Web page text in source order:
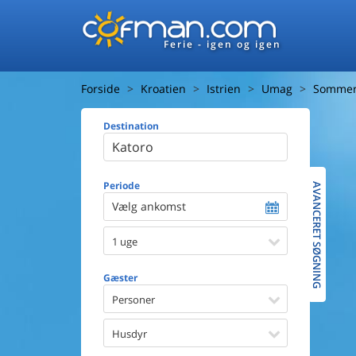
Ferie - igen og igen
Forside Kroatien Istrien Umag
Destination
Periode
Vælg ankomst
1 uge
Gæster
Personer
Husdyr
Afstand til
Udsigt til
Faciliteter
Spa
AVANCERET SØGNING